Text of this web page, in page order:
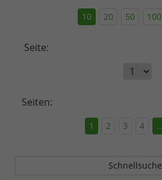
10 20 50 100
Seite:
Seiten:
1 2 3 4
Schnellsuche